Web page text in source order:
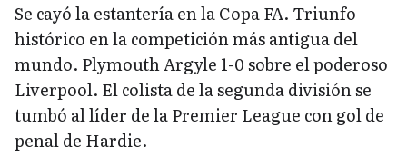
Se cayó la estantería en la Copa FA. Triunfo
histórico en la competición más antigua del
mundo. Plymouth Argyle 1-0 sobre el poderoso
Liverpool. El colista de la segunda división se
tumbó al líder de la Premier League con gol de
penal de Hardie.